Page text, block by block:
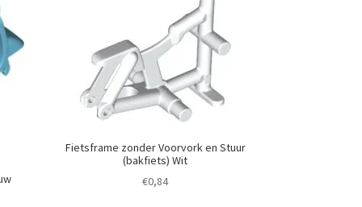
Fietsframe zonder Voorvork en Stuur
(bakfiets) Wit
€0,84